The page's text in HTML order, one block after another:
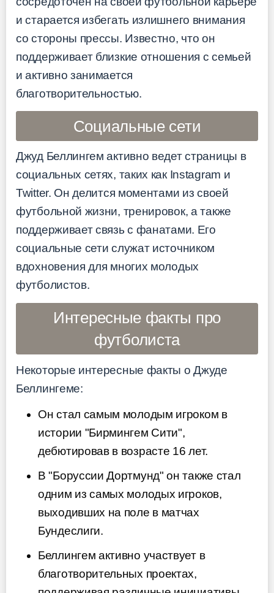
и старается избегать излишнего внимания
со стороны прессы. Известно, что он
поддерживает близкие отношения с семьей
и активно занимается
благотворительностью.
Социальные сети
Джуд Беллингем активно ведет страницы в
социальных сетях, таких как Instagram и
Twitter. Он делится моментами из своей
футбольной жизни, тренировок, а также
поддерживает связь с фанатами. Его
социальные сети служат источником
вдохновения для многих молодых
футболистов.
Интересные факты про
футболиста
Некоторые интересные факты о Джуде
Беллингеме:
Он стал самым молодым игроком в
истории "Бирмингем Сити",
дебютировав в возрасте 16 лет.
В "Боруссии Дортмунд" он также стал
одним из самых молодых игроков,
выходивших на поле в матчах
Бундеслиги.
Беллингем активно участвует в
благотворительных проектах,